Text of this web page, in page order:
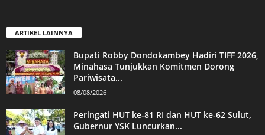
ARTIKEL LAINNYA
Bupati Robby Dondokambey Hadiri TIFF 2026,
Minahasa Tunjukkan Komitmen Dorong
Pariwisata...
08/08/2026
Peringati HUT ke-81 RI dan HUT ke-62 Sulut,
Gubernur YSK Luncurkan...